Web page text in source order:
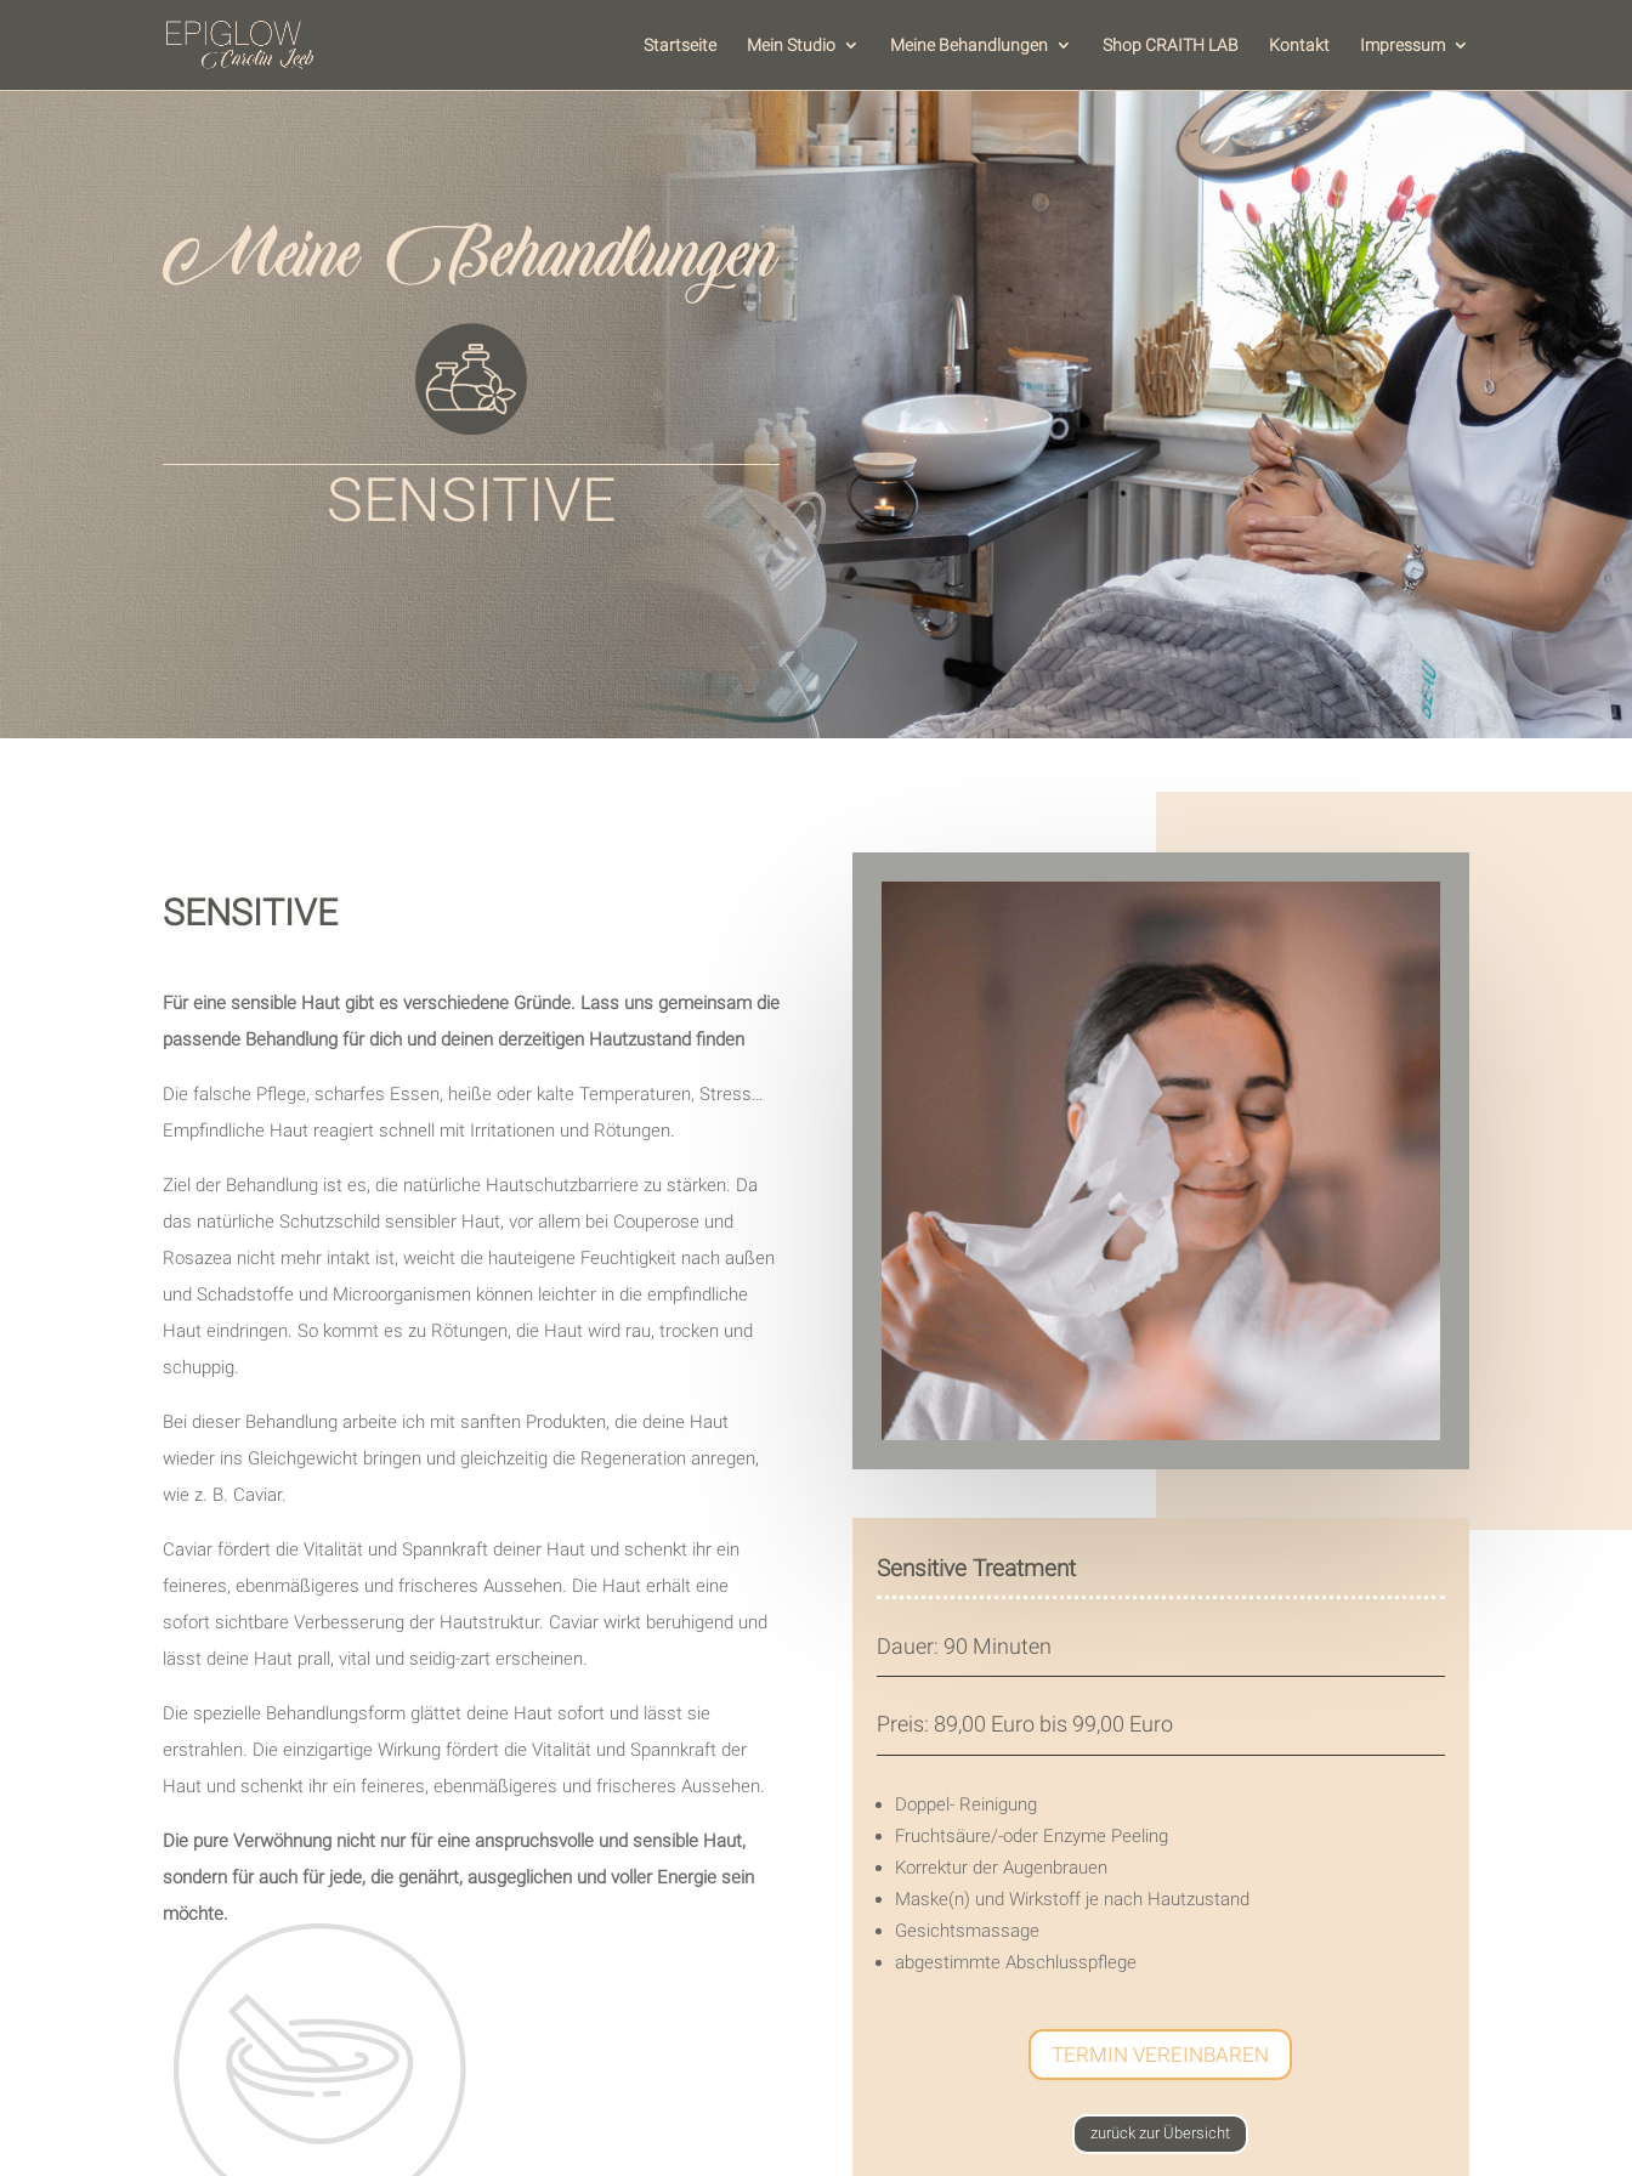
Startseite Mein Studio Meine Behandlungen Shop CRAITH LAB Kontakt Impressum
SENSITIVE
SENSITIVE
Für eine sensible Haut gibt es verschiedene Gründe. Lass uns gemeinsam die
passende Behandlung für dich und deinen derzeitigen Hautzustand finden
Die falsche Pflege, scharfes Essen, heiße oder kalte Temperaturen, Stress…
Empfindliche Haut reagiert schnell mit Irritationen und Rötungen.
Ziel der Behandlung ist es, die natürliche Hautschutzbarriere zu stärken. Da
das natürliche Schutzschild sensibler Haut, vor allem bei Couperose und
Rosazea nicht mehr intakt ist, weicht die hauteigene Feuchtigkeit nach außen
und Schadstoffe und Microorganismen können leichter in die empfindliche
Haut eindringen. So kommt es zu Rötungen, die Haut wird rau, trocken und
schuppig.
Bei dieser Behandlung arbeite ich mit sanften Produkten, die deine Haut
wieder ins Gleichgewicht bringen und gleichzeitig die Regeneration anregen,
wie z. B. Caviar.
Caviar fördert die Vitalität und Spannkraft deiner Haut und schenkt ihr ein
feineres, ebenmäßigeres und frischeres Aussehen. Die Haut erhält eine
sofort sichtbare Verbesserung der Hautstruktur. Caviar wirkt beruhigend und
lässt deine Haut prall, vital und seidig-zart erscheinen.
Die spezielle Behandlungsform glättet deine Haut sofort und lässt sie
erstrahlen. Die einzigartige Wirkung fördert die Vitalität und Spannkraft der
Haut und schenkt ihr ein feineres, ebenmäßigeres und frischeres Aussehen.
Die pure Verwöhnung nicht nur für eine anspruchsvolle und sensible Haut,
sondern für auch für jede, die genährt, ausgeglichen und voller Energie sein
möchte.
Sensitive Treatment
Dauer: 90 Minuten
Preis: 89,00 Euro bis 99,00 Euro
Doppel- Reinigung
Fruchtsäure/-oder Enzyme Peeling
Korrektur der Augenbrauen
Maske(n) und Wirkstoff je nach Hautzustand
Gesichtsmassage
abgestimmte Abschlusspflege
TERMIN VEREINBAREN
zurück zur Übersicht